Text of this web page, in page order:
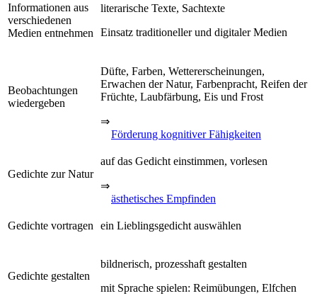
Informationen aus
verschiedenen
Medien entnehmen
literarische Texte, Sachtexte
Einsatz traditioneller und digitaler Medien
Beobachtungen
wiedergeben
Düfte, Farben, Wettererscheinungen,
Erwachen der Natur, Farbenpracht, Reifen der
Früchte, Laubfärbung, Eis und Frost
⇒
Förderung kognitiver Fähigkeiten
Gedichte zur Natur
auf das Gedicht einstimmen, vorlesen
⇒
ästhetisches Empfinden
Gedichte vortragen ein Lieblingsgedicht auswählen
Gedichte gestalten
bildnerisch, prozesshaft gestalten
mit Sprache spielen: Reimübungen, Elfchen